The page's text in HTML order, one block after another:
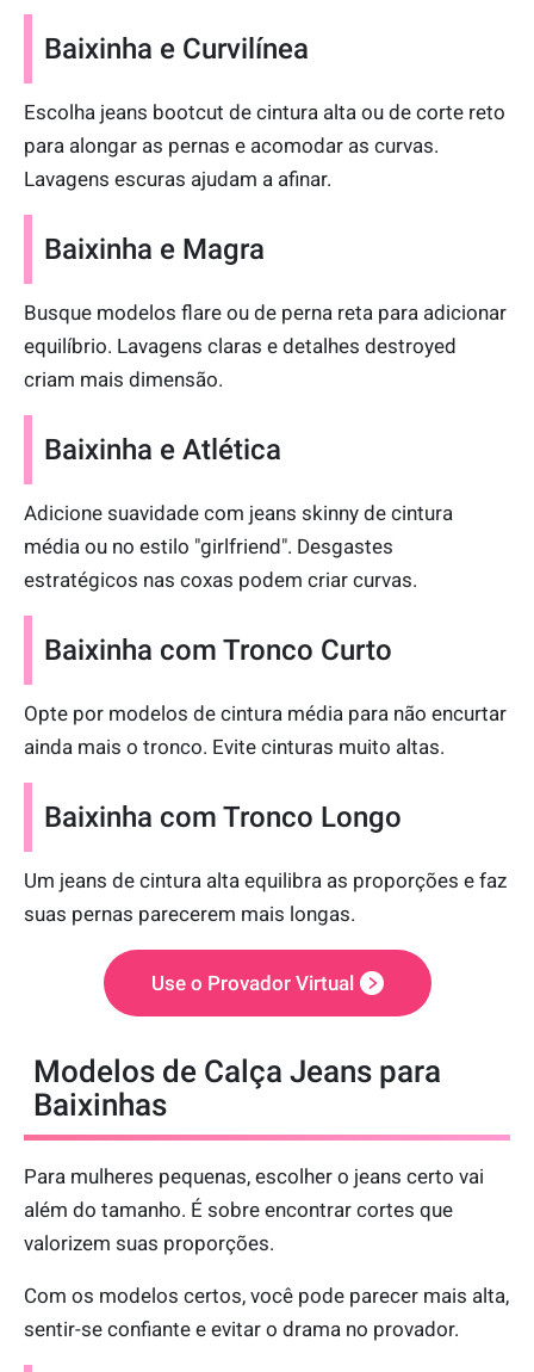
Baixinha e Curvilínea
Escolha jeans bootcut de cintura alta ou de corte reto
para alongar as pernas e acomodar as curvas.
Lavagens escuras ajudam a afinar.
Baixinha e Magra
Busque modelos flare ou de perna reta para adicionar
equilíbrio. Lavagens claras e detalhes destroyed
criam mais dimensão.
Baixinha e Atlética
Adicione suavidade com jeans skinny de cintura
média ou no estilo "girlfriend". Desgastes
estratégicos nas coxas podem criar curvas.
Baixinha com Tronco Curto
Opte por modelos de cintura média para não encurtar
ainda mais o tronco. Evite cinturas muito altas.
Baixinha com Tronco Longo
Um jeans de cintura alta equilibra as proporções e faz
suas pernas parecerem mais longas.
Use o Provador Virtual
Modelos de Calça Jeans para
Baixinhas
Para mulheres pequenas, escolher o jeans certo vai
além do tamanho. É sobre encontrar cortes que
valorizem suas proporções.
Com os modelos certos, você pode parecer mais alta,
sentir-se confiante e evitar o drama no provador.